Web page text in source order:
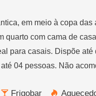
em meio à copa das
quarto com cama de
para casais. Dispõe até
04 pessoas. Não
Frigobar